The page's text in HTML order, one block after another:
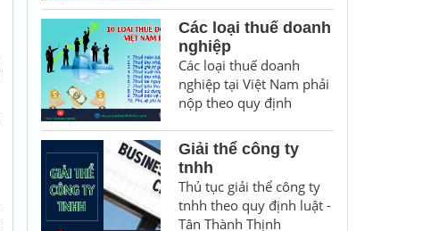
Các loại thuế doanh
nghiệp
Các loại thuế doanh
nghiệp tại Việt Nam phải
nộp theo quy định
Giải thể công ty
tnhh
Thủ tục giải thể công ty
tnhh theo quy định luật -
Tân Thành Thịnh